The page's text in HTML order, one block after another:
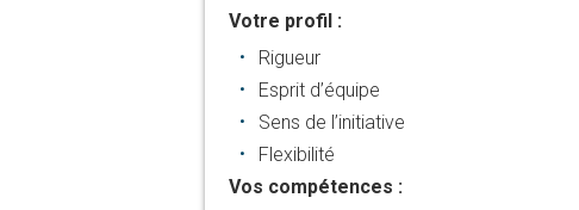
Votre profil :
Rigueur
Esprit d’équipe
Sens de l’initiative
Flexibilité
Vos compétences :